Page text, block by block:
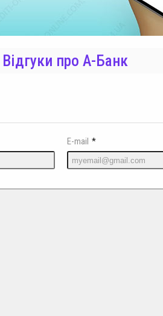
Відгуки про А-Банк
E-mail *